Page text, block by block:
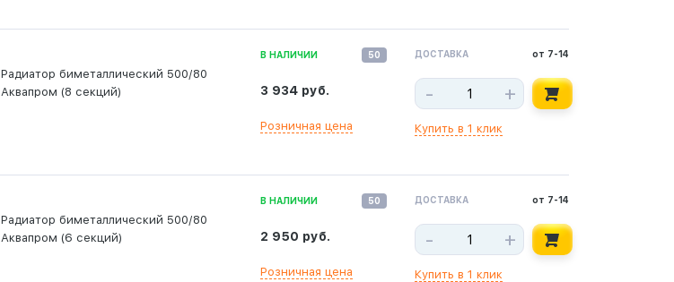
Радиатор биметаллический 500/80
Аквапром (8 секций)
В НАЛИЧИИ 50
3 934 руб.
Розничная цена
ДОСТАВКА от 7-14
- +
Купить в 1 клик
Радиатор биметаллический 500/80
Аквапром (6 секций)
В НАЛИЧИИ 50
2 950 руб.
Розничная цена
ДОСТАВКА от 7-14
- +
Купить в 1 клик